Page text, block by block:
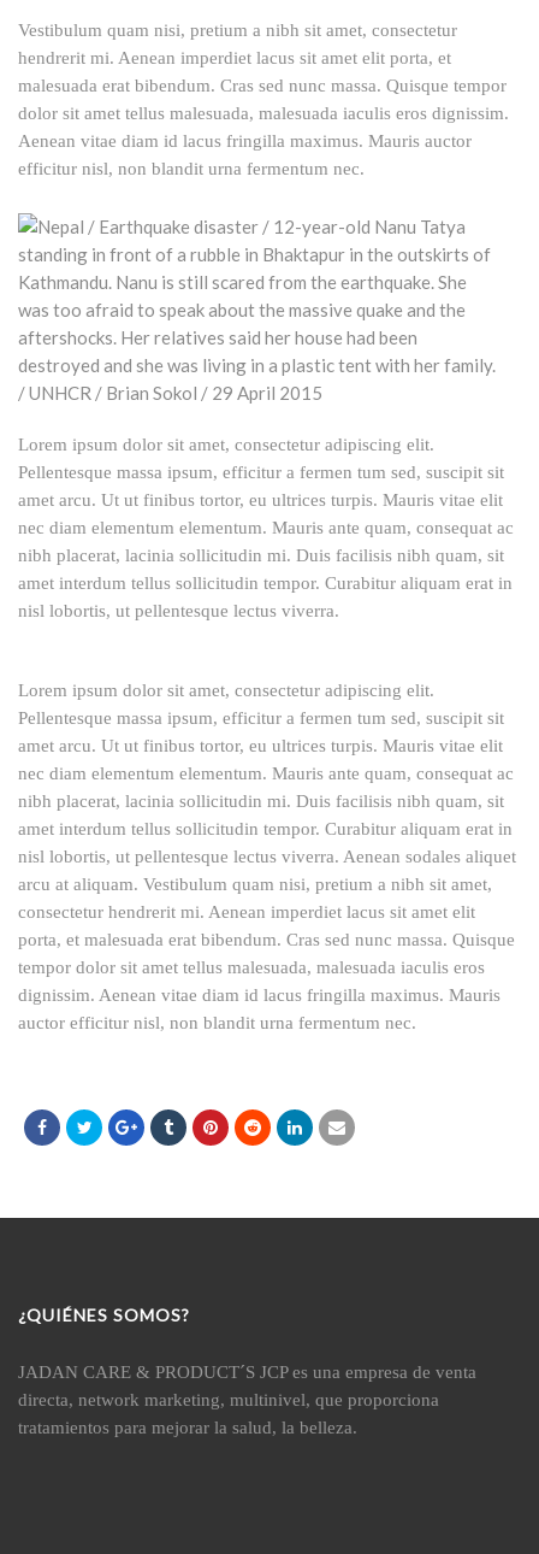
Vestibulum quam nisi, pretium a nibh sit amet, consectetur
hendrerit mi. Aenean imperdiet lacus sit amet elit porta, et
malesuada erat bibendum. Cras sed nunc massa. Quisque tempor
dolor sit amet tellus malesuada, malesuada iaculis eros dignissim.
Aenean vitae diam id lacus fringilla maximus. Mauris auctor
efficitur nisl, non blandit urna fermentum nec.
Lorem ipsum dolor sit amet, consectetur adipiscing elit.
Pellentesque massa ipsum, efficitur a fermen tum sed, suscipit sit
amet arcu. Ut ut finibus tortor, eu ultrices turpis. Mauris vitae elit
nec diam elementum elementum. Mauris ante quam, consequat ac
nibh placerat, lacinia sollicitudin mi. Duis facilisis nibh quam, sit
amet interdum tellus sollicitudin tempor. Curabitur aliquam erat in
nisl lobortis, ut pellentesque lectus viverra.
Lorem ipsum dolor sit amet, consectetur adipiscing elit.
Pellentesque massa ipsum, efficitur a fermen tum sed, suscipit sit
amet arcu. Ut ut finibus tortor, eu ultrices turpis. Mauris vitae elit
nec diam elementum elementum. Mauris ante quam, consequat ac
nibh placerat, lacinia sollicitudin mi. Duis facilisis nibh quam, sit
amet interdum tellus sollicitudin tempor. Curabitur aliquam erat in
nisl lobortis, ut pellentesque lectus viverra. Aenean sodales aliquet
arcu at aliquam. Vestibulum quam nisi, pretium a nibh sit amet,
consectetur hendrerit mi. Aenean imperdiet lacus sit amet elit
porta, et malesuada erat bibendum. Cras sed nunc massa. Quisque
tempor dolor sit amet tellus malesuada, malesuada iaculis eros
dignissim. Aenean vitae diam id lacus fringilla maximus. Mauris
auctor efficitur nisl, non blandit urna fermentum nec.
¿QUIÉNES SOMOS?
JADAN CARE & PRODUCT´S JCP es una empresa de venta
directa, network marketing, multinivel, que proporciona
tratamientos para mejorar la salud, la belleza.